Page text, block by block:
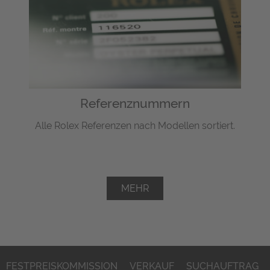
Referenznummern
Alle Rolex Referenzen nach Modellen sortiert.
MEHR
FESTPREISKOMMISSION VERKAUF SUCHAUFTRAG